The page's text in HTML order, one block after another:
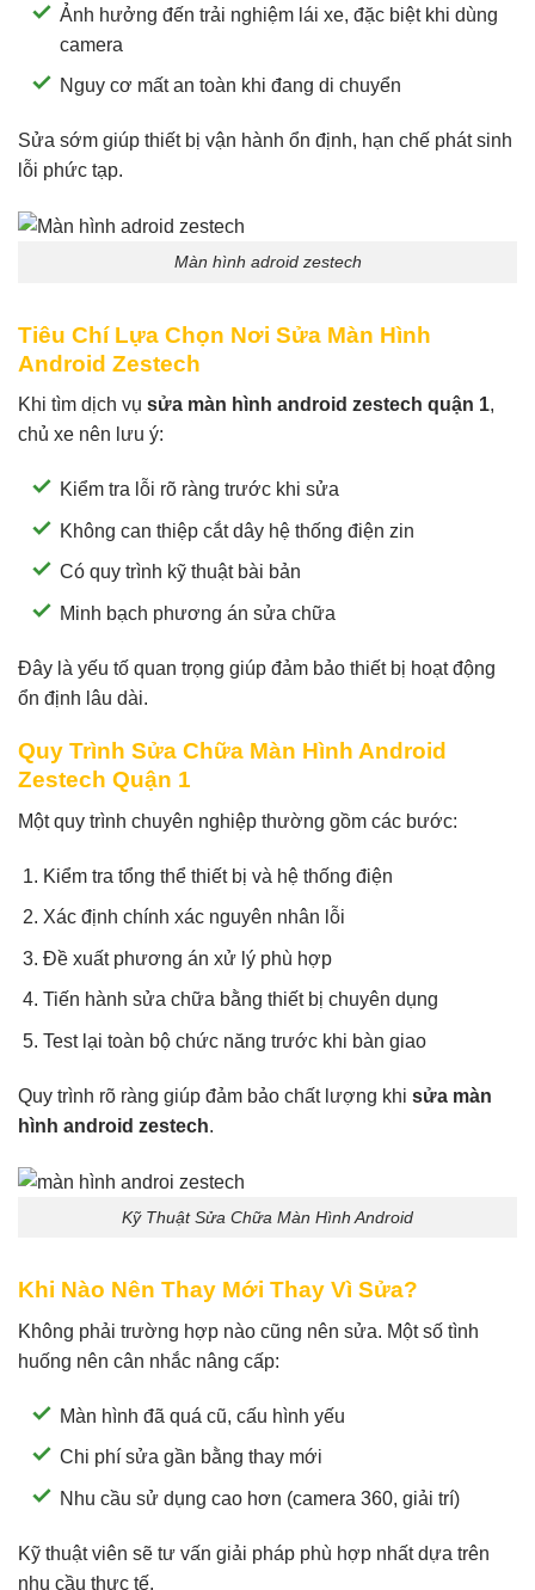
Ảnh hưởng đến trải nghiệm lái xe, đặc biệt khi dùng
camera
Nguy cơ mất an toàn khi đang di chuyển
Sửa sớm giúp thiết bị vận hành ổn định, hạn chế phát sinh
lỗi phức tạp.
Màn hình adroid zestech
Tiêu Chí Lựa Chọn Nơi Sửa Màn Hình
Android Zestech
Khi tìm dịch vụ sửa màn hình android zestech quận 1,
chủ xe nên lưu ý:
Kiểm tra lỗi rõ ràng trước khi sửa
Không can thiệp cắt dây hệ thống điện zin
Có quy trình kỹ thuật bài bản
Minh bạch phương án sửa chữa
Đây là yếu tố quan trọng giúp đảm bảo thiết bị hoạt động
ổn định lâu dài.
Quy Trình Sửa Chữa Màn Hình Android
Zestech Quận 1
Một quy trình chuyên nghiệp thường gồm các bước:
Kiểm tra tổng thể thiết bị và hệ thống điện
Xác định chính xác nguyên nhân lỗi
Đề xuất phương án xử lý phù hợp
Tiến hành sửa chữa bằng thiết bị chuyên dụng
Test lại toàn bộ chức năng trước khi bàn giao
Quy trình rõ ràng giúp đảm bảo chất lượng khi sửa màn
hình android zestech.
Kỹ Thuật Sửa Chữa Màn Hình Android
Khi Nào Nên Thay Mới Thay Vì Sửa?
Không phải trường hợp nào cũng nên sửa. Một số tình
huống nên cân nhắc nâng cấp:
Màn hình đã quá cũ, cấu hình yếu
Chi phí sửa gần bằng thay mới
Nhu cầu sử dụng cao hơn (camera 360, giải trí)
Kỹ thuật viên sẽ tư vấn giải pháp phù hợp nhất dựa trên
nhu cầu thực tế.